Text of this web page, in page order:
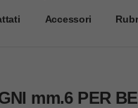
Accessori
mm.6 PER